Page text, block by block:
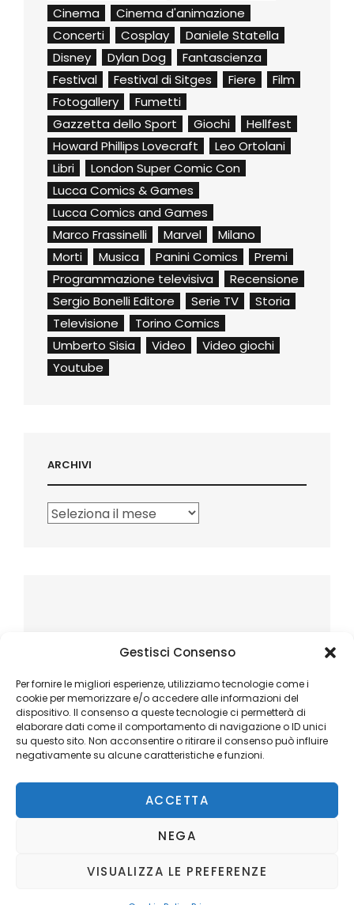
Gestisci Consenso
Per fornire le migliori esperienze, utilizziamo tecnologie come i
cookie per memorizzare e/o accedere alle informazioni del
dispositivo. Il consenso a queste tecnologie ci permetterà di
elaborare dati come il comportamento di navigazione o ID unici
su questo sito. Non acconsentire o ritirare il consenso può influire
negativamente su alcune caratteristiche e funzioni.
ACCETTA
NEGA
VISUALIZZA LE PREFERENZE
Cinema
Cinema d'animazione
Concerti
Cosplay
Daniele Statella
Disney
Dylan Dog
Fantascienza
Festival
Festival di Sitges Fiere
Film
Fotogallery
Fumetti
Gazzetta dello Sport
Giochi
Hellfest
Howard Phillips Lovecraft
Leo Ortolani
Libri
London Super Comic Con
Lucca Comics & Games
Lucca Comics and Games
Marco Frassinelli
Marvel
Milano
Morti
Musica Panini Comics
Premi
Programmazione televisiva
Recensione
Sergio Bonelli Editore
Serie TV
Storia
Televisione
Torino Comics
Umberto Sisia
Video
Video giochi
Youtube
ARCHIVI
Archivi
Copyright © 2026Ilblogger.it. All Rights Reserved.